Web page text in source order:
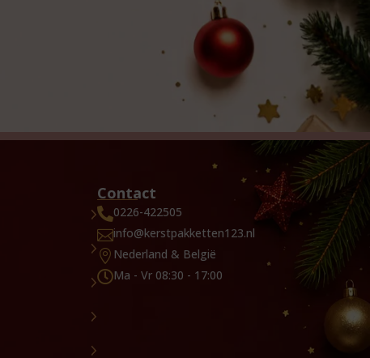
Contact
0226-422505
info@kerstpakketten123.nl
 Nederland & België
Ma - Vr 08:30 - 17:00